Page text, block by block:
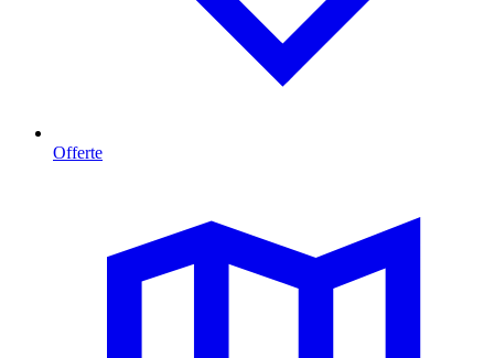
Offerte